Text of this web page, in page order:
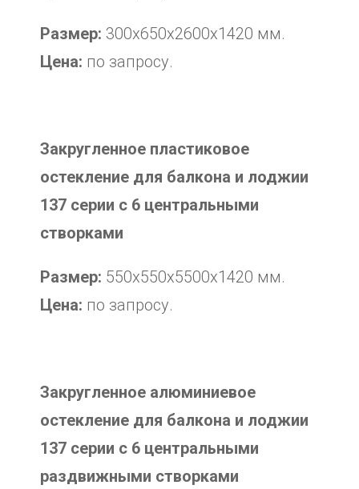
Размер: 300х650х2600х1420 мм.
Цена: по запросу.
Закругленное пластиковое
остекление для балкона и лоджии
137 серии с 6 центральными
створками
Размер: 550х550х5500х1420 мм.
Цена: по запросу.
Закругленное алюминиевое
остекление для балкона и лоджии
137 серии с 6 центральными
раздвижными створками